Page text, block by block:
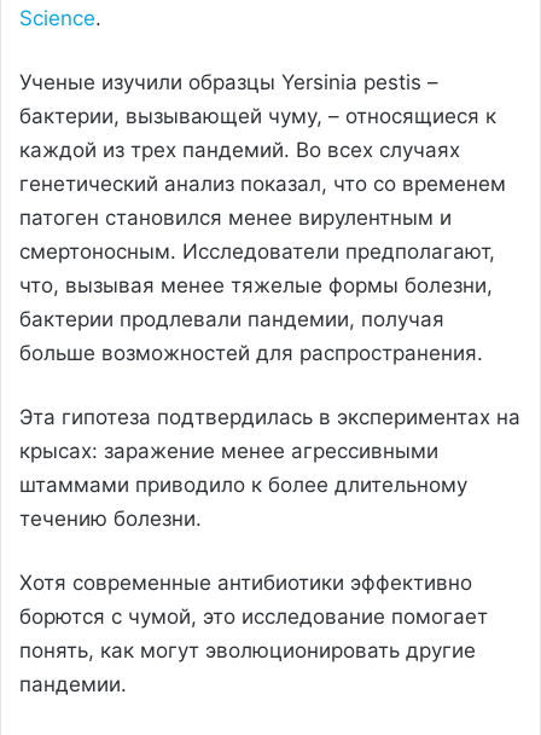
Science.
Ученые изучили образцы Yersinia pestis –
бактерии, вызывающей чуму, – относящиеся к
каждой из трех пандемий. Во всех случаях
генетический анализ показал, что со временем
патоген становился менее вирулентным и
смертоносным. Исследователи предполагают,
что, вызывая менее тяжелые формы болезни,
бактерии продлевали пандемии, получая
больше возможностей для распространения.
Эта гипотеза подтвердилась в экспериментах на
крысах: заражение менее агрессивными
штаммами приводило к более длительному
течению болезни.
Хотя современные антибиотики эффективно
борются с чумой, это исследование помогает
понять, как могут эволюционировать другие
пандемии.